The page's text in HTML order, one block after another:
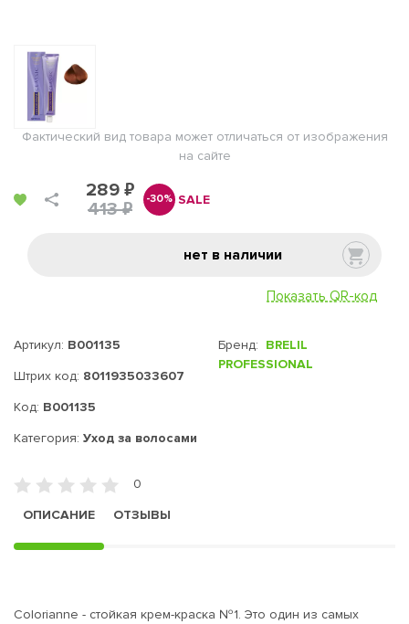
Фактический вид товара может отличаться от изображения
на сайте
289 ₽
413 ₽
-30% SALE
нет в наличии
Показать QR-код
Артикул: B001135
Штрих код: 8011935033607
Код: B001135
Бренд: BRELIL
PROFESSIONAL
Категория: Уход за волосами
0
ОПИСАНИЕ
ОТЗЫВЫ
Colorianne - стойкая крем-краска №1. Это один из самых